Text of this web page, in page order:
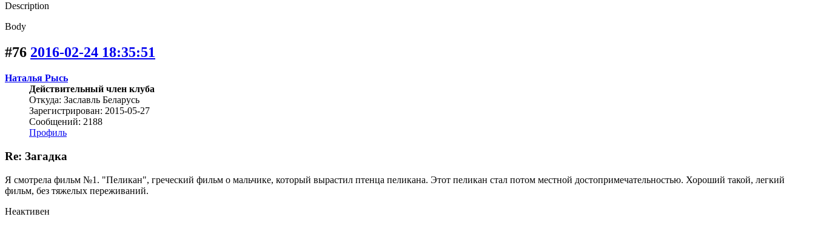
Description
Body
#76 2016-02-24 18:35:51
Наталья Рысь
Действительный член клуба
Откуда: Заславль Беларусь
Зарегистрирован: 2015-05-27
Сообщений: 2188
Профиль
Re: Загадка
Я смотрела фильм №1. "Пеликан", греческий фильм о мальчике, который вырастил птенца пеликана. Этот пеликан стал потом местной достопримечательностью. Хороший такой, легкий
фильм, без тяжелых переживаний.
Неактивен